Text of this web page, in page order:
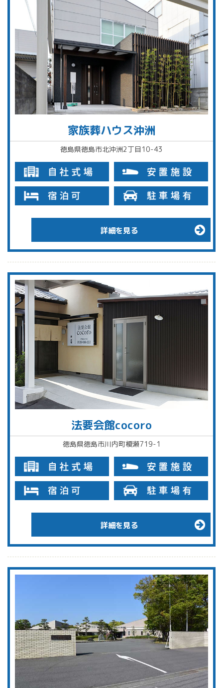
家族葬ハウス沖洲
徳島県徳島市北沖洲2丁目10-43
詳細を見る
法要会館cocoro
徳島県徳島市川内町榎瀬719-1
詳細を見る